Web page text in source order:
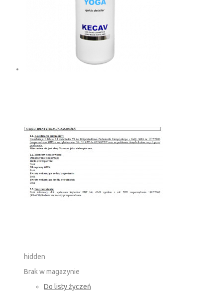
hidden
Brak w magazynie
Do listy życzeń